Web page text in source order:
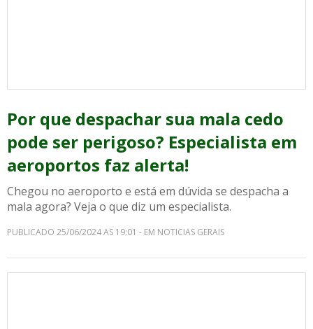
Por que despachar sua mala cedo
pode ser perigoso? Especialista em
aeroportos faz alerta!
Chegou no aeroporto e está em dúvida se despacha a
mala agora? Veja o que diz um especialista.
PUBLICADO 25/06/2024 AS 19:01 - EM NOTICIAS GERAIS